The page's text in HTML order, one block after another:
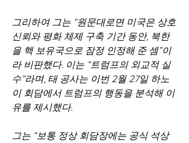
그리하여 그는 “원문대로면 미국은 상호
신뢰와 평화 체제 구축 기간 동안, 북한
을 핵 보유국으로 잠정 인정해 준 셈”이
라 비판했다. 이는 “트럼프의 외교적 실
수”라며, 태 공사는 이번 2월 27일 하노
이 회담에서 트럼프의 행동을 분석해 이
유를 제시했다.
그는 “보통 정상 회담장에는 공식 석상